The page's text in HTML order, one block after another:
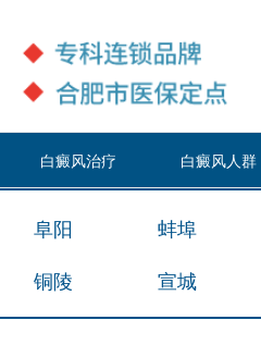
白癜风治疗 白癜风人群
阜阳 蚌埠
铜陵 宣城